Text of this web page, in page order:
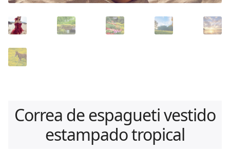
Correa de espagueti vestido
estampado tropical